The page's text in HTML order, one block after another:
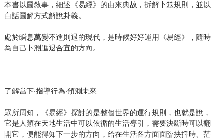
本書以圖敘事，細述《易經》的由來典故，拆解卜筮規則，並以
白話圖解方式解說卦義。
處於瞬息萬變不進則退的現代，是時候好好運用《易經》，隨時
為自己卜測進退合宜的方向。
了解當下‧指導行為‧預測未來
眾所周知，《易經》探討的是整個世界的運行規則，也就是說，
它是人類在天地生活中可以依循的生活導引，需要決斷時可以翻
開它，便能得知下一步的方向，給在生活各方面面臨抉擇時、茫